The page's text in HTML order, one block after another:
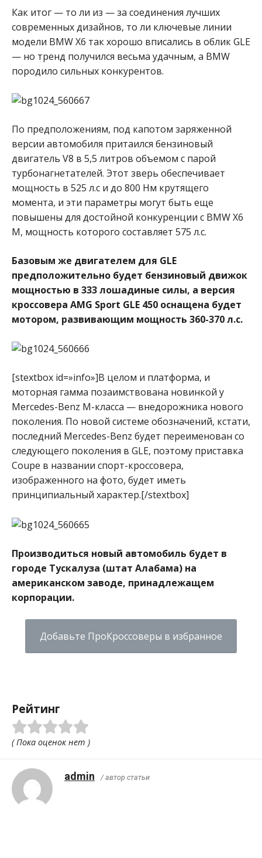
Как итог — то ли из — за соединения лучших
современных дизайнов, то ли ключевые линии
модели BMW X6 так хорошо вписались в облик GLE
— но тренд получился весьма удачным, а BMW
породило сильных конкурентов.
По предположениям, под капотом заряженной
версии автомобиля притаился бензиновый
двигатель V8 в 5,5 литров объемом с парой
турбонагнетателей. Этот зверь обеспечивает
мощность в 525 л.с и до 800 Hм крутящего
момента, и эти параметры могут быть еще
повышены для достойной конкуренции с BMW X6
M, мощность которого составляет 575 л.с.
Базовым же двигателем для GLE
предположительно будет бензиновый движок
мощностью в 333 лошадиные силы, а версия
кроссовера AMG Sport GLE 450 оснащена будет
мотором, развивающим мощность 360-370 л.с.
[stextbox id=»info»]В целом и платформа, и
моторная гамма позаимствована новинкой у
Mercedes-Benz M-класса — внедорожника нового
поколения. По новой системе обозначений, кстати,
последний Mercedes-Benz будет переименован со
следующего поколения в GLE, поэтому приставка
Coupe в названии спорт-кроссовера,
изображенного на фото, будет иметь
принципиальный характер.[/stextbox]
Производиться новый автомобиль будет в
городе Тускалуза (штат Алабама) на
американском заводе, принадлежащем
корпорации.
Добавьте ПроКроссоверы в избранное
Рейтинг
( Пока оценок нет )
admin / автор статьи